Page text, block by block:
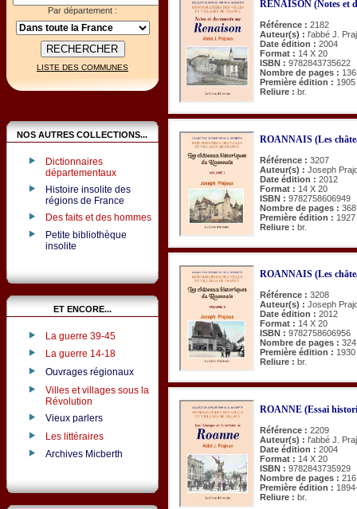
Par département :
LISTE DES COMMUNES
NOS AUTRES COLLECTIONS...
Dictionnaires
départementaux
Histoire insolite des
régions de France
Des faits et des hommes
Petite bibliothèque
insolite
ET ENCORE...
La guerre 39-45
La guerre 14-18
Ouvrages régionaux
Villes et villages sous la
Révolution
Vieux parlers
Les littéraires
Archives Micberth
RENAISON (Notes et
Référence : 2182
Auteur(s) : l'abbé J.
Date édition : 2004
Format : 14 X 20
ISBN : 9782843735622
Nombre de pages : 136
Première édition : 1905
Reliure : br.
ROANNAIS (Les
Référence : 3207
Auteur(s) : Joseph
Date édition : 2012
Format : 14 X 20
ISBN : 9782758606949
Nombre de pages : 368
Première édition : 1927
Reliure : br.
ROANNAIS (Les
Référence : 3208
Auteur(s) : Joseph
Date édition : 2012
Format : 14 X 20
ISBN : 9782758606956
Nombre de pages : 324
Première édition : 1930
Reliure : br.
ROANNE (Essai
Référence : 2209
Auteur(s) : l'abbé J.
Date édition : 2004
Format : 14 X 20
ISBN : 9782843735929
Nombre de pages : 216
Première édition :
Reliure : br.